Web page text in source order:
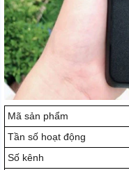
Mã sản phẩm
Tần số hoạt động
Số kênh